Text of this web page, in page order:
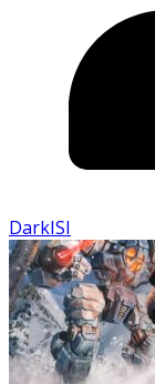
DarkISI